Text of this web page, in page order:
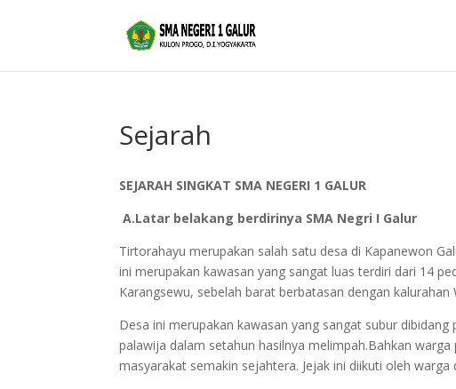
Sejarah
SEJARAH SINGKAT SMA NEGERI 1 GALUR
A.Latar belakang berdirinya SMA Negri I Galur
Tirtorahayu merupakan salah satu desa di Kapanewon
ini merupakan kawasan yang sangat luas terdiri dari 14
Karangsewu, sebelah barat berbatasan dengan
Desa ini merupakan kawasan yang sangat subur
palawija dalam setahun hasilnya melimpah.Bahkan
masyarakat semakin sejahtera. Jejak ini diikuti oleh